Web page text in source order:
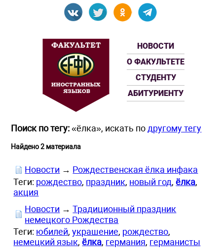
НОВОСТИ
О ФАКУЛЬТЕТЕ
СТУДЕНТУ
АБИТУРИЕНТУ
Поиск по тегу:«ёлка», искать по другому тегу
Найдено 2 материала
Новости → Рождественская ёлка инфака
Теги: рождество, праздник, новый год,ёлка,
акция
Новости →Традиционный праздник
немецкого Рождества
Теги: юбилей,украшение, рождество,
немецкий язык,ёлка, германия, германисты